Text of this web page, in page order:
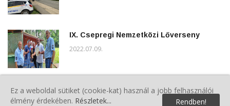
IX. Csepregi Nemzetközi Lőverseny
2022.07.09.
Hosszúperesztegi polgárőrök hosszú
hétvégéje
Ez a weboldal sütiket (cookie-kat) használ a jobb felhasználói
élmény érdekében. Részletek... Rendben!